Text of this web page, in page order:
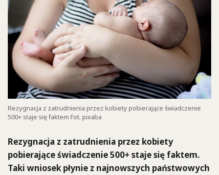
Rezygnacja z zatrudnienia przez kobiety pobierające świadczenie
500+ staje się faktem Fot. pixaba
Rezygnacja z zatrudnienia przez kobiety
pobierające świadczenie 500+ staje się faktem.
Taki wniosek płynie z najnowszych państwowych